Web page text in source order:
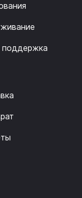
поддержка